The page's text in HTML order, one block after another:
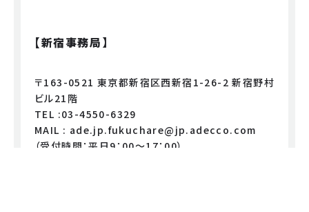
【新宿事務局】
〒163-0521 東京都新宿区西新宿1-26-2 新宿野村
ビル21階
TEL :03-4550-6329
MAIL : ade.jp.fukuchare@jp.adecco.com
（受付時間：平日9：00～17：00）